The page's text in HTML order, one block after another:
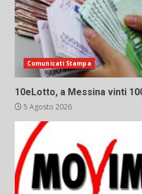
Comunicati Stampa
10eLotto, a Messina vinti
5 Agosto 2026